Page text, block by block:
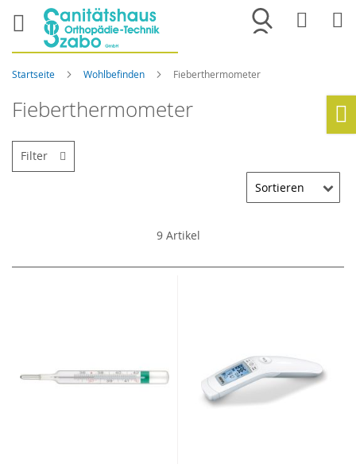
Merkliste
Startseite Wohlbefinden Fieberthermometer
Fieberthermometer
9Artikel
Filter